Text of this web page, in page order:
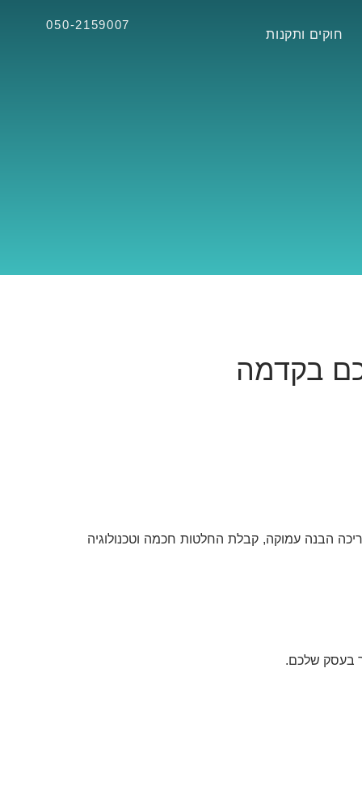
חוקים ותקנות
050-2159007
בקדמה
הבנה עמוקה, קבלת החלטות חכמה וטכנולוגיה
בעסק שלכם.